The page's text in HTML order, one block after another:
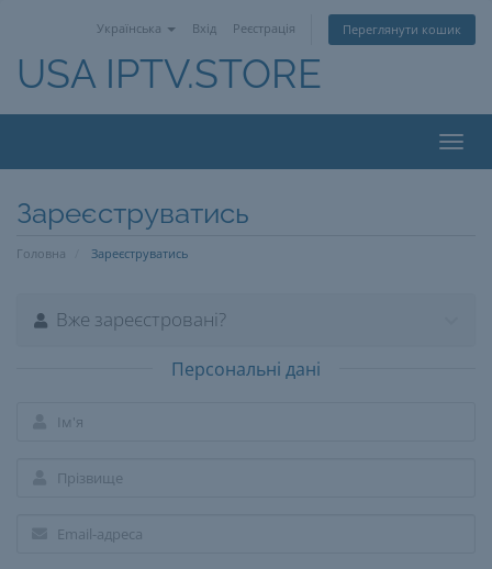
Українська Вхід Реєстрація Переглянути кошик
USA IPTV.STORE
Зареєструватись
Головна Зареєструватись
Вже зареєстровані?
Персональні дані